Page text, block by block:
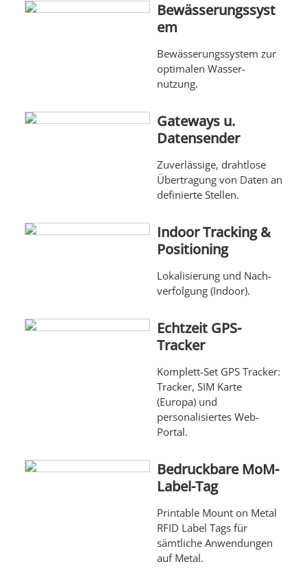
Bewässerungssyst
em
Bewäs­serungs­system zur
opti­malen Wasser­
nutzung.
Gateways u.
Datensender
Zuver­lässige, draht­lose
Übertra­gung von Daten an
defi­nierte Stellen.
Indoor Tracking &
Positioning
Lokali­sierung und Nach­
verfol­gung (Indoor).
Echtzeit GPS-
Tracker
Komplett-Set GPS Tracker:
Tracker, SIM Karte
(Europa) und
personalisiertes Web-
Portal.
Bedruckbare MoM-
Label-Tag
Printable Mount on Metal
RFID Label Tags für
sämtliche Anwendungen
auf Metal.